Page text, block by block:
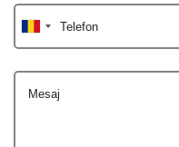
Telefon
Mesaj